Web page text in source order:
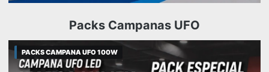
Packs Campanas UFO
PACKS CAMPANA UFO 100W